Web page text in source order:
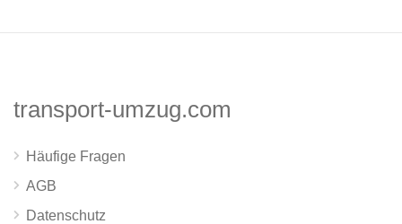
transport-umzug.com
Häufige Fragen
AGB
Datenschutz